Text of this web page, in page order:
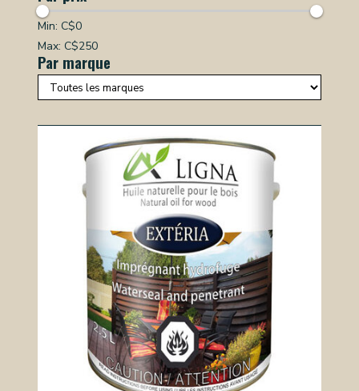
Min: C$0
Max: C$250
Par marque